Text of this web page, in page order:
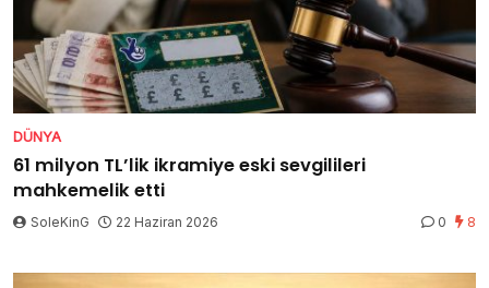
DÜNYA
61 milyon TL’lik ikramiye eski sevgilileri
mahkemelik etti
SoleKinG 22 Haziran 2026 0 8